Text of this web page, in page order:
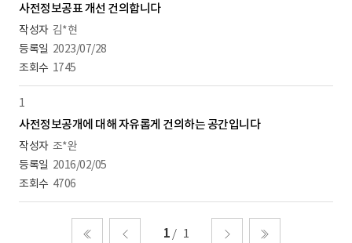
사전정보공표 개선 건의합니다
김*현
2023/07/28
1745
1
사전정보공개에 대해 자유롭게 건의하는 공간입니다
조*완
2016/02/05
4706
1 1